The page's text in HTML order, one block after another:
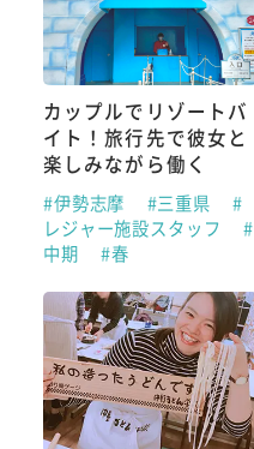
カップルでリゾートバ
イト！旅行先で彼女と
楽しみながら働く
#伊勢志摩 #三重県
#
レジャー施設スタッフ
#
中期
#春